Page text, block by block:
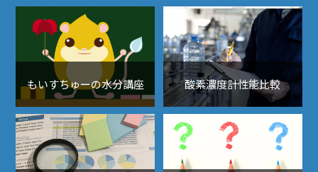
もいすちゅーの水分講座 酸素濃度計性能比較